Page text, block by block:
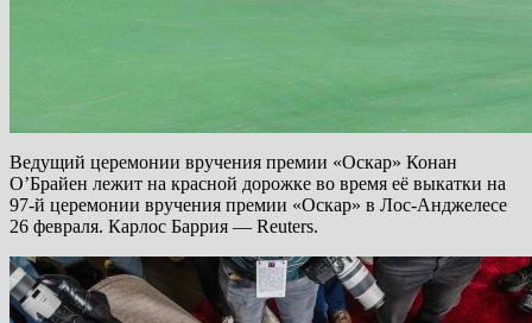
Ведущий церемонии вручения премии «Оскар» Конан
О’Брайен лежит на красной дорожке во время её выкатки на
97-й церемонии вручения премии «Оскар» в Лос-Анджелесе
26 февраля. Карлос Баррия — Reuters.